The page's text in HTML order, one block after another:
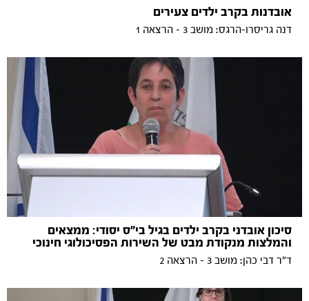
אובדנות בקרב ילדים צעירים
דנה גריסרו-הרגס: מושב 3 - הרצאה 1
סיכון אובדני בקרב ילדים בגיל בי"ס יסודי: ממצאים
והמלצות מנקודת מבט של השירות הפסיכולוגי חינוכי
ד״ר דבי כהן: מושב 3 - הרצאה 2